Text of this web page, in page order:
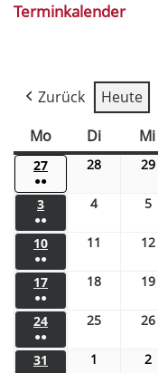
Terminkalender
Zurück Heute
Mo
Di Mi
27
●●
28 29
3
●●
4 5
10
●●
11 12
17
●●
18 19
24
●●
25 26
31 1 2